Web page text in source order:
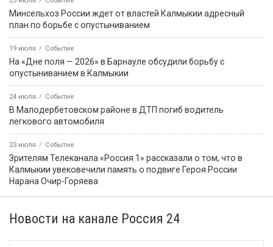
Юнармейцы из Элисты участвуют в окружном форуме в
Астрахани
7 августа, 08:13 Событие
Уже завтра в Лаганском районе стартует Фестиваль лотосов
Офицер СОБР «Каспий» выступил на юнармейском форуме в
Астрахани
В Элисте чествуют строителей в преддверии
профессионального праздника
7 августа, 13:06 Событие
7 августа, 15:07 Событие
взрослый разряд